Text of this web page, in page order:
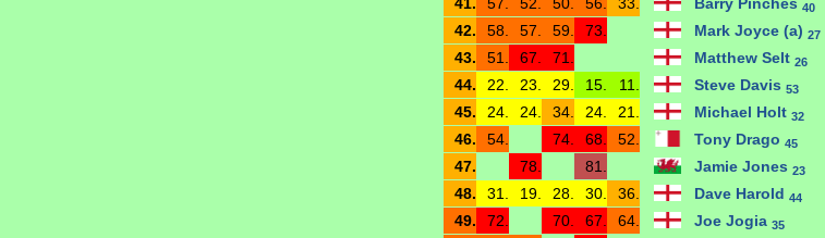
40
42.
58. 57. 59. 73. Mark Joyce (a) 27
43.
51. 67. 71. Matthew Selt 26
44.
22. 23. 29. 15. 11. Steve Davis 53
45.
24. 24. 34. 24. 21. Michael Holt 32
46.
54. 74. 68. 52. Tony Drago 45
47.
78. 81. Jamie Jones 23
48.
31. 19. 28. 30. 36. Dave Harold 44
49.
72. 70. 67. 64. Joe Jogia 35